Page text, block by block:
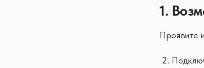
1.
Проявите